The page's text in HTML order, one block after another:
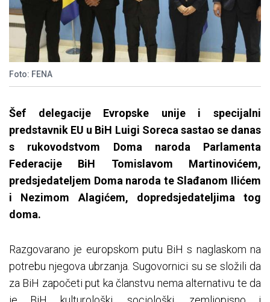
Foto: FENA
Šef delegacije Evropske unije i specijalni
predstavnik EU u BiH Luigi Soreca sastao se danas
s rukovodstvom Doma naroda Parlamenta
Federacije BiH Tomislavom Martinovićem,
predsjedateljem Doma naroda te Slađanom Ilićem
i Nezimom Alagićem, dopredsjedateljima tog
doma.
Razgovarano je europskom putu BiH s naglaskom na
potrebu njegova ubrzanja. Sugovornici su se složili da
za BiH započeti put ka članstvu nema alternativu te da